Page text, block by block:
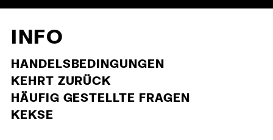
INFO
HANDELSBEDINGUNGEN
KEHRT ZURÜCK
HÄUFIG GESTELLTE FRAGEN
KEKSE